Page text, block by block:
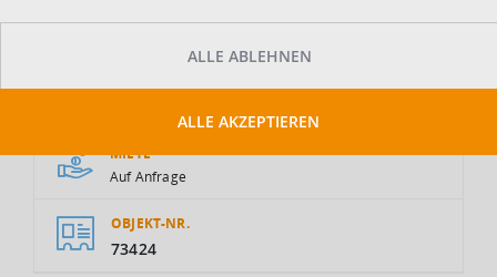
MIETE
Auf Anfrage
OBJEKT-NR.
73424
ALLE ABLEHNEN
ALLE AKZEPTIEREN